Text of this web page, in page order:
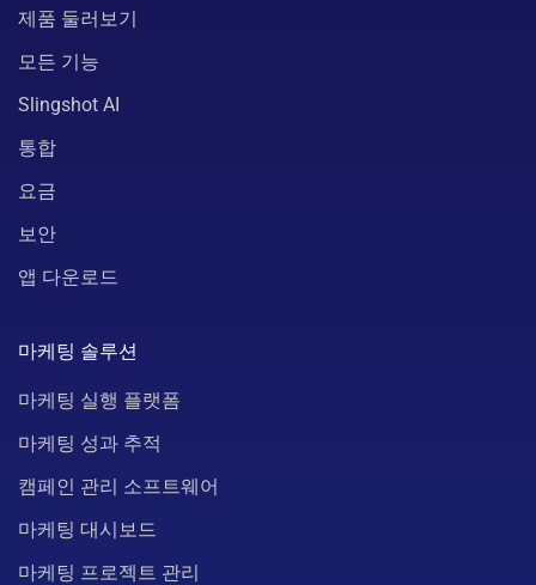
제품 둘러보기
모든 기능
Slingshot AI
통합
요금
보안
앱 다운로드
마케팅 솔루션
마케팅 실행 플랫폼
마케팅 성과 추적
캠페인 관리 소프트웨어
마케팅 대시보드
마케팅 프로젝트 관리